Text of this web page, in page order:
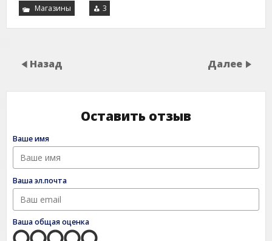
Магазины 3
Назад Далее
Оставить отзыв
Ваше имя
Ваша эл.почта
Ваша общая оценка